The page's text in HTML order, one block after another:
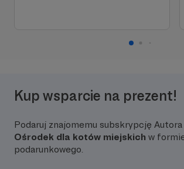
Kup wsparcie na prezent!
Podaruj znajomemu subskrypcję Autora
Ośrodek dla kotów miejskich w
podarunkowego.